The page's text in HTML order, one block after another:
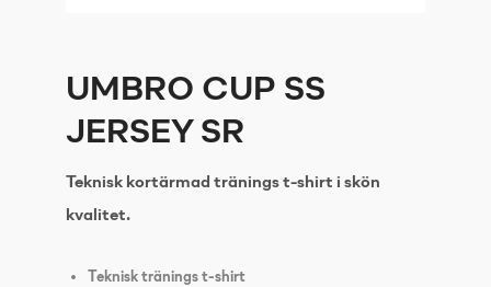
UMBRO CUP SS
JERSEY SR
Teknisk kortärmad tränings t-shirt i skön
kvalitet.
Teknisk tränings t-shirt